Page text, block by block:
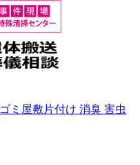
ゴミ屋敷片付け 消臭 害虫